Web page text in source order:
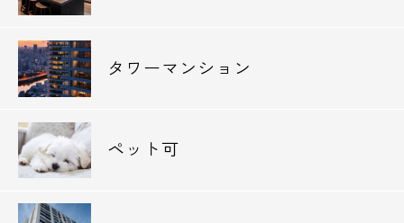
タワーマンション
ペット可